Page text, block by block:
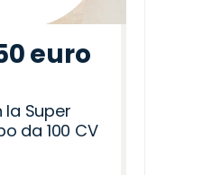
euro
Super
da 100 CV